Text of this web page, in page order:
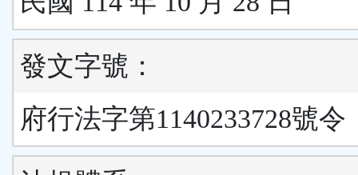
發文字號：
府行法字第1140233728號令